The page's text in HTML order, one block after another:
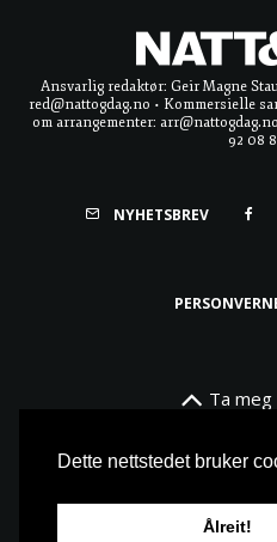
Ansvarlig redaktør: Geir Magne
red@nattogdag.no • Kommersielle
om arrangementer:
92 08
NYHETSBREV
Ta
Alle rettigheter reservert •
Dette nettstedet bruker
Ålreit!